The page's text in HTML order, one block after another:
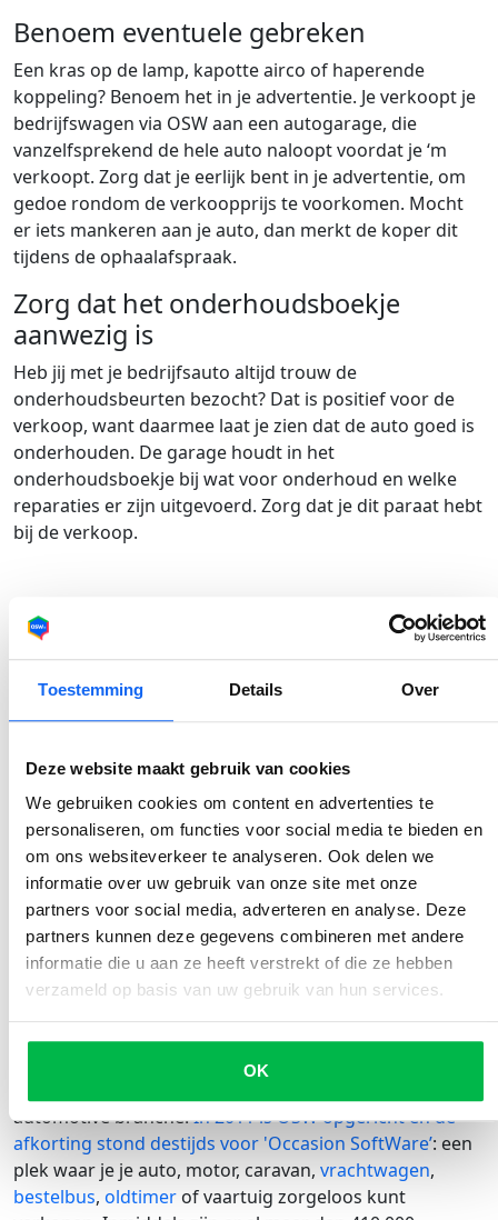
Toestemming Details Over
Deze website maakt gebruik van cookies
We gebruiken cookies om content en advertenties te
personaliseren, om functies voor social media te bieden en
om ons websiteverkeer te analyseren. Ook delen we
informatie over uw gebruik van onze site met onze
partners voor social media, adverteren en analyse. Deze
partners kunnen deze gegevens combineren met andere
informatie die u aan ze heeft verstrekt of die ze hebben
verzameld op basis van uw gebruik van hun services.
OK
Benoem eventuele gebreken
Een kras op de lamp, kapotte airco of haperende
koppeling? Benoem het in je advertentie. Je verkoopt je
bedrijfswagen via OSW aan een autogarage, die
vanzelfsprekend de hele auto naloopt voordat je ‘m
verkoopt. Zorg dat je eerlijk bent in je advertentie, om
gedoe rondom de verkoopprijs te voorkomen. Mocht
er iets mankeren aan je auto, dan merkt de koper dit
tijdens de ophaalafspraak.
Zorg dat het onderhoudsboekje
aanwezig is
Heb jij met je bedrijfsauto altijd trouw de
onderhoudsbeurten bezocht? Dat is positief voor de
verkoop, want daarmee laat je zien dat de auto goed is
onderhouden. De garage houdt in het
onderhoudsboekje bij wat voor onderhoud en welke
reparaties er zijn uitgevoerd. Zorg dat je dit paraat hebt
bij de verkoop.
Zoek de volledige tenaamstellingscode
+ kentekencard op
Is de verkoop rond? Dan zorgen wij ervoor dat je auto
rond is, moet de auto worden gevrijwaard. Dat
betekent overzetten naar de nieuwe eigenaar, zodat jij
niet meer verantwoordelijk bent voor de verzekeringen,
wegenbelasting en toekomstige boetes. Omdat je je
auto verkoopt aan een garage, wordt dit ter plekke
voor je gedaan. Het enige wat je hiervoor nodig hebt is
de volledige tenaamstellingscode en kentekencard. Dat
scheelt weer een ritje naar een RDW loket!
OSW: Onze Service Werkt
automotive branche.In 2011 is OSW opgericht en de
afkorting stond destijds voor 'Occasion SoftWare’: een
plek waar je je auto, motor, caravan, vrachtwagen,
bestelbus, oldtimerof vaartuig zorgeloos kunt